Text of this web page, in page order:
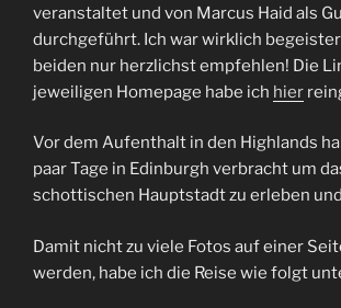
veranstaltet und von Marcus Haid als
durchgeführt. Ich war wirklich
beiden nur herzlichst empfehlen! Die
jeweiligen Homepage habe ich hier
Vor dem Aufenthalt in den Highlands
paar Tage in Edinburgh verbracht um
schottischen Hauptstadt zu erleben
Damit nicht zu viele Fotos auf einer
werden, habe ich die Reise wie folgt